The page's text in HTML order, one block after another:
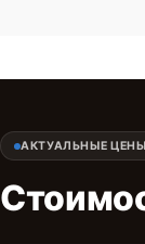
АКТУАЛЬНЫЕ ЦЕНЫ